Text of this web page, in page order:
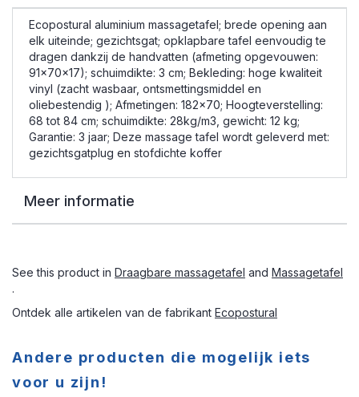
Ecopostural aluminium massagetafel; brede opening aan
elk uiteinde; gezichtsgat; opklapbare tafel eenvoudig te
dragen dankzij de handvatten (afmeting opgevouwen:
91x70x17); schuimdikte: 3 cm; Bekleding: hoge kwaliteit
vinyl (zacht wasbaar, ontsmettingsmiddel en
oliebestendig ); Afmetingen: 182x70; Hoogteverstelling:
68 tot 84 cm; schuimdikte: 28kg/m3, gewicht: 12 kg;
Garantie: 3 jaar; Deze massage tafel wordt geleverd met:
gezichtsgatplug en stofdichte koffer
Meer informatie
See this product in Draagbare massagetafel and Massagetafel
.
Ontdek alle artikelen van de fabrikant Ecopostural
Andere producten die mogelijk iets
voor u zijn!